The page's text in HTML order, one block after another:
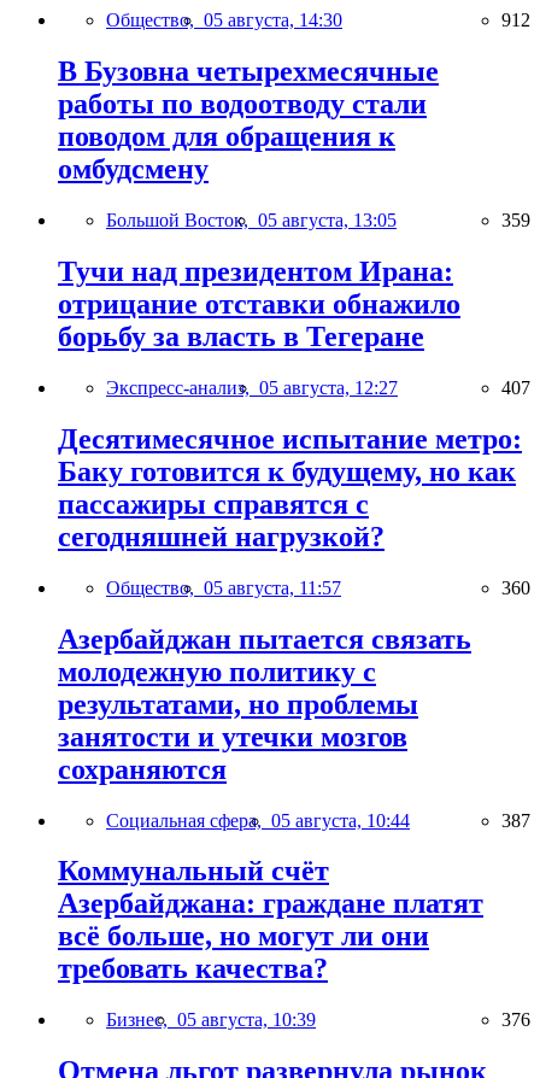
Общество, 05 августа, 14:30 912
В Бузовна четырехмесячные
работы по водоотводу стали
поводом для обращения к
омбудсмену
Большой Восток, 05 августа, 13:05 359
Тучи над президентом Ирана:
отрицание отставки обнажило
борьбу за власть в Тегеране
Экспресс-анализ, 05 августа, 12:27 407
Десятимесячное испытание метро:
Баку готовится к будущему, но как
пассажиры справятся с
сегодняшней нагрузкой?
Общество, 05 августа, 11:57 360
Азербайджан пытается связать
молодежную политику с
результатами, но проблемы
занятости и утечки мозгов
сохраняются
Социальная сфера, 05 августа, 10:44 387
Коммунальный счёт
Азербайджана: граждане платят
всё больше, но могут ли они
требовать качества?
Бизнес, 05 августа, 10:39 376
Отмена льгот развернула рынок